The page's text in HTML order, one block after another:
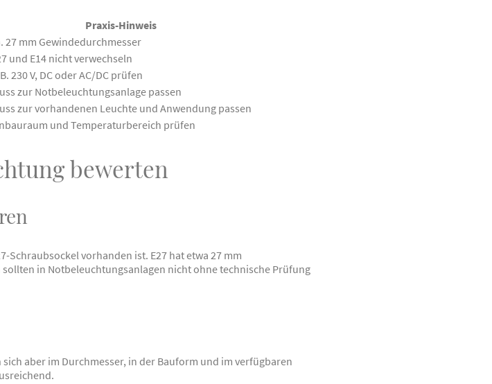
Praxis-Hinweis
27 mm Gewindedurchmesser
und E14 nicht verwechseln
230 V, DC oder AC/DC prüfen
zur Notbeleuchtungsanlage passen
zur vorhandenen Leuchte und Anwendung passen
und Temperaturbereich prüfen
bewerten
Schraubsockel vorhanden ist. E27 hat etwa 27 mm
in Notbeleuchtungsanlagen nicht ohne technische Prüfung
aber im Durchmesser, in der Bauform und im verfügbaren